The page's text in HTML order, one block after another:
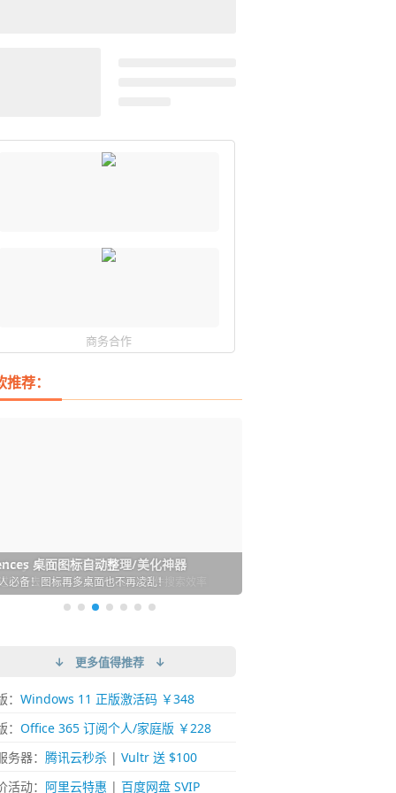
商务合作
荐：
必备的下载神器
的 Windows 平台下载工具
6 Pro 搜索神器
回不去！大幅提高 Windows 文件搜索效率
桌面图标自动整理/美化神器
必备！图标再多桌面也不再凌乱！
Desktop 虚拟机
上流畅运行 Windows (支持 M 芯片)
下载网络视频的神器 (Mac)
下视频，超简单好用！谁用谁知道
- 极简好用的 Markdown 编辑器
写作体验！跨平台支持 Win / Mac
↓ 更多值得推荐 ↓
Windows 11 正版激活码 ￥348
Office 365 订阅个人/家庭版 ￥228
务器： 腾讯云秒杀| Vultr 送 $100
活动： 阿里云特惠 | 百度网盘 SVIP